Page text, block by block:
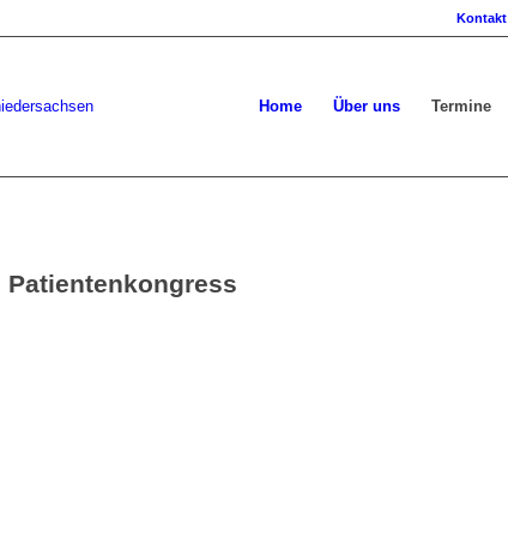
Kontakt
Home Über uns Termine
Patientenkongress